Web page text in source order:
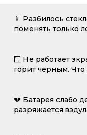
📱 Разбилось
поменять только
🪟 Не работает
горит черным. Что
💔 Батарея слабо